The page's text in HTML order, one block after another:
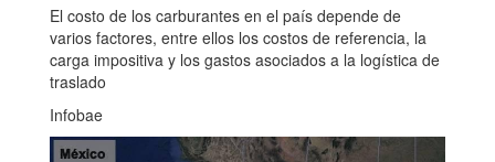
El costo de los carburantes en el país depende de
varios factores, entre ellos los costos de referencia, la
carga impositiva y los gastos asociados a la logística de
traslado
Infobae